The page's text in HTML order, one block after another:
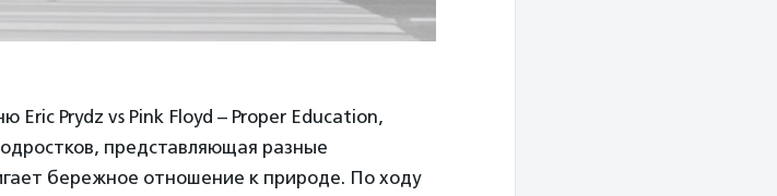
Eric Prydz vs Pink Floyd – Proper Education,
представляющая разные
бережное отношение к природе. По ходу